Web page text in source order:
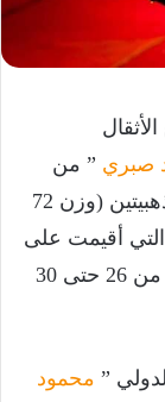
صبري ” من
إحراز المركز الأول و الحصول ميداليتين ذهبيتين (وزن 72
التي أقيمت على
صالة حسن مصطفى بالقاهرة في الفترة من 26 حتى 30
” محمود